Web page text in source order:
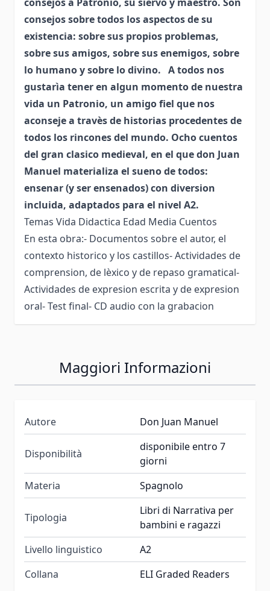
consejos sobre todos los aspectos de su
existencia: sobre sus propios problemas,
sobre sus amigos, sobre sus enemigos, sobre
lo humano y sobre lo divino. A todos nos
gustarìa tener en algun momento de nuestra
vida un Patronio, un amigo fiel que nos
aconseje a travès de historias procedentes de
todos los rincones del mundo. Ocho cuentos
del gran clasico medieval, en el que don Juan
Manuel materializa el sueno de todos:
ensenar (y ser ensenados) con diversion
incluida, adaptados para el nivel A2.
Temas Vida Didactica Edad Media Cuentos
En esta obra:- Documentos sobre el autor, el
contexto historico y los castillos- Actividades de
comprension, de lèxico y de repaso gramatical-
Actividades de expresion escrita y de expresion
oral- Test final- CD audio con la grabacion
Maggiori Informazioni
Autore Don Juan Manuel
Disponibilità
disponibile entro 7
giorni
Materia
Spagnolo
Tipologia
Libri di Narrativa per
bambini e ragazzi
Livello linguistico
A2
Collana
ELI Graded Readers